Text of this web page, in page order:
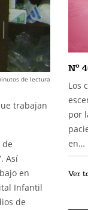
de lectura
trabajan
Así
en
Infantil
de
Nº
Los
por
en…
Ver